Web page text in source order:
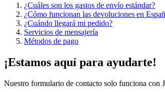
¿Cuáles son los gastos de envío estándar?
¿Cómo funcionan las devoluciones en
¿Cuándo llegará mi pedido?
Servicios de mensajería
Métodos de pago
¡Estamos aquí para ayudarte!
Nuestro formulario de contacto solo funciona con